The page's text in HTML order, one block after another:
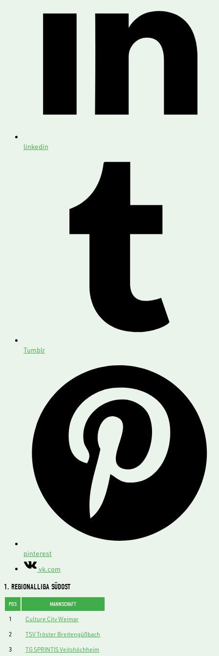
linkedin
Tumblr
pinterest
vk.com
1. REGIONALLIGA SÜDOST
POS MANNSCHAFT
1
Culture City Weimar
2
TSV Tröster Breitengüßbach
3
TG SPRINTIS Veitshöchheim